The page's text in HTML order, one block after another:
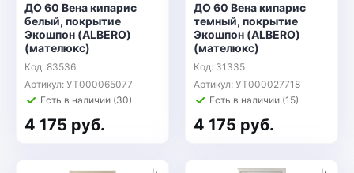
ДО 60 Вена кипарис
белый, покрытие
Экошпон (ALBERO)
(мателюкс)
Код: 83536
Артикул: УТ000065077
Есть в наличии (30)
4 175 руб.
ДО 60 Вена кипарис
темный, покрытие
Экошпон (ALBERO)
(мателюкс)
Код: 31335
Артикул: УТ000027718
Есть в наличии (15)
4 175 руб.